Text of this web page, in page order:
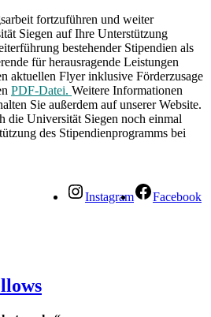
fortzuführen und weiter
Siegen auf Ihre Unterstützung
bestehender Stipendien als
für herausragende Leistungen
aktuellen Flyer inklusive Förderzusage
PDF-Datei. Weitere Informationen
Sie außerdem auf unserer Website.
die Universität Siegen noch einmal
des Stipendienprogramms bei
Instagram Facebook